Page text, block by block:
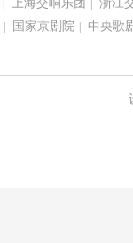
上海交响乐团
浙江
国家京剧院 中央歌